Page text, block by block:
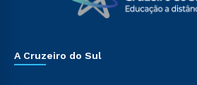
A Cruzeiro do Sul